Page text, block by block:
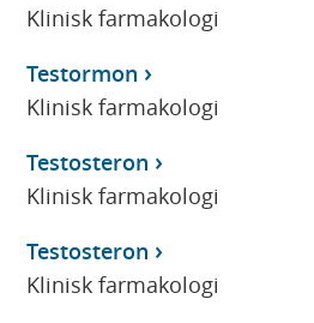
Klinisk farmakologi
Testormon
Klinisk farmakologi
Testosteron
Klinisk farmakologi
Testosteron
Klinisk farmakologi